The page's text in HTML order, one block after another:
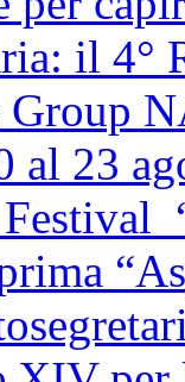
il 4°
Group
al 23
Festival